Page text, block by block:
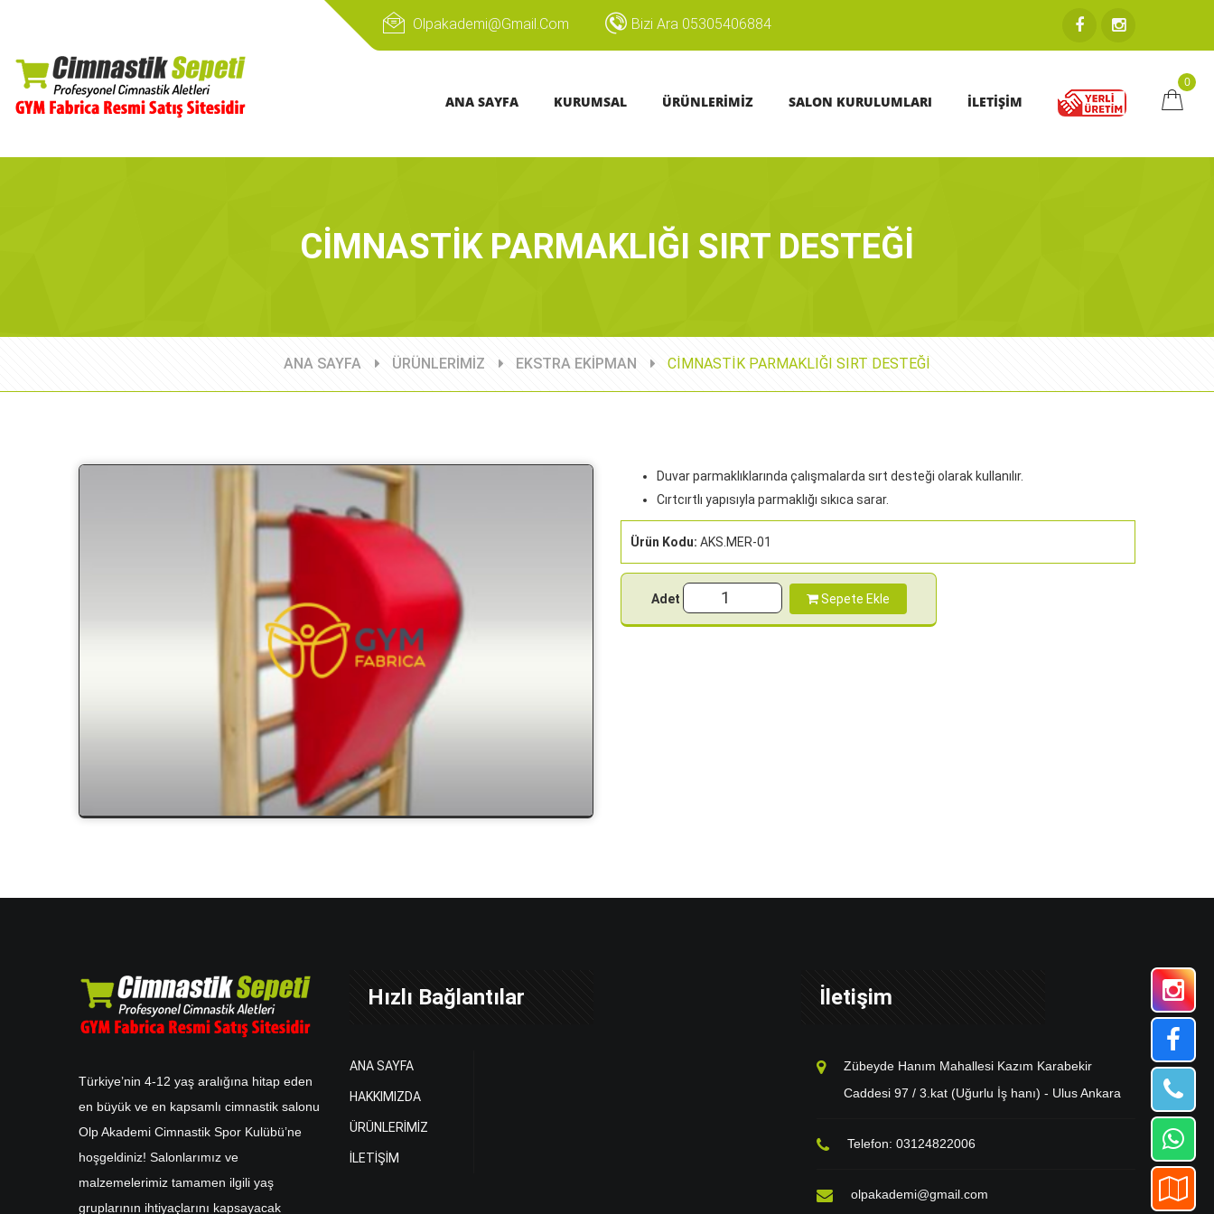
Olpakademi@gmail.com Bizi Ara 05305406884
ANA SAYFA KURUMSAL ÜRÜNLERİMİZ SALON KURULUMLARI İLETİŞİM
0
CİMNASTİK PARMAKLIĞI SIRT DESTEĞİ
ANA SAYFA ÜRÜNLERİMİZ EKSTRA EKİPMAN CİMNASTİK PARMAKLIĞI SIRT DESTEĞİ
Duvar parmaklıklarında çalışmalarda sırt desteği olarak kullanılır.
Cırtcırtlı yapısıyla parmaklığı sıkıca sarar.
Ürün Kodu: AKS.MER-01
Adet Sepete Ekle
Türkiye’nin 4-12 yaş aralığına hitap eden
en büyük ve en kapsamlı cimnastik salonu
Olp Akademi Cimnastik Spor Kulübü’ne
hoşgeldiniz! Salonlarımız ve
malzemelerimiz tamamen ilgili yaş
gruplarının ihtiyaçlarını kapsayacak
Hızlı Bağlantılar
ANA SAYFA
HAKKIMIZDA
ÜRÜNLERİMİZ
İLETİŞİM
İletişim
Zübeyde Hanım Mahallesi Kazım Karabekir
Caddesi 97 / 3.kat (Uğurlu İş hanı) - Ulus Ankara
Telefon: 03124822006
olpakademi@gmail.com